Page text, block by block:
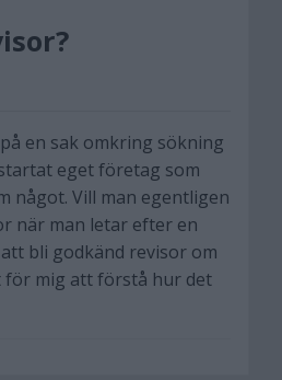
en sak omkring sökning
eget företag som
något. Vill man egentligen
när man letar efter en
bli godkänd revisor om
för mig att förstå hur det